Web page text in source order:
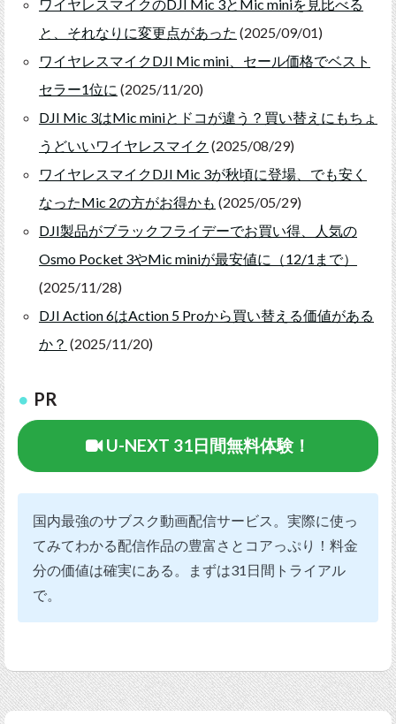
ワイヤレスマイクのDJI Mic 3とMic miniを見比べる
と、それなりに変更点があった (2025/09/01)
ワイヤレスマイクDJI Mic mini、セール価格でベスト
セラー1位に (2025/11/20)
DJI Mic 3はMic miniとドコが違う？買い替えにもちょ
うどいいワイヤレスマイク (2025/08/29)
ワイヤレスマイクDJI Mic 3が秋頃に登場、でも安く
なったMic 2の方がお得かも (2025/05/29)
DJI製品がブラックフライデーでお買い得、人気の
Osmo Pocket 3やMic miniが最安値に（12/1まで）
(2025/11/28)
DJI Action 6はAction 5 Proから買い替える価値がある
か？ (2025/11/20)
PR
U-NEXT 31日間無料体験！
国内最強のサブスク動画配信サービス。実際に使っ
てみてわかる配信作品の豊富さとコアっぷり！料金
分の価値は確実にある。まずは31日間トライアル
で。